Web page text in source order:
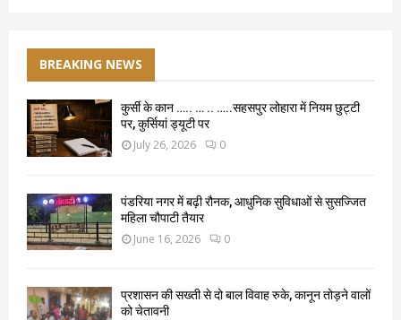
BREAKING NEWS
कुर्सी के कान ….. … .. …..सहसपुर लोहारा में नियम छुट्टी
पर, कुर्सियां ड्यूटी पर
July 26, 2026 0
पंडरिया नगर में बढ़ी रौनक, आधुनिक सुविधाओं से सुसज्जित
महिला चौपाटी तैयार
June 16, 2026 0
प्रशासन की सख्ती से दो बाल विवाह रुके, कानून तोड़ने वालों
को चेतावनी